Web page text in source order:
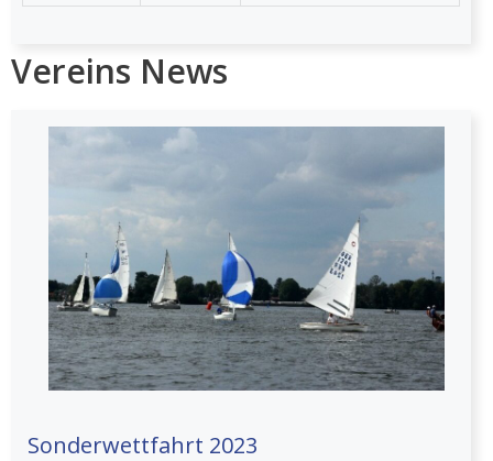
Vereins News
Sonderwettfahrt 2023